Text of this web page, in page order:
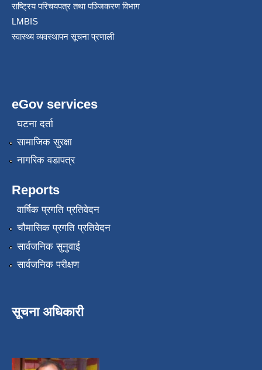
राष्ट्रिय परिचयपत्र तथा पञ्जिकरण विभाग
LMBIS
स्वास्थ्य व्यवस्थापन सूचना प्रणाली
eGov services
घटना दर्ता
सामाजिक सुरक्षा
नागरिक वडापत्र
Reports
वार्षिक प्रगति प्रतिवेदन
चौमासिक प्रगति प्रतिवेदन
सार्वजनिक सुनुवाई
सार्वजनिक परीक्षण
सूचना अधिकारी